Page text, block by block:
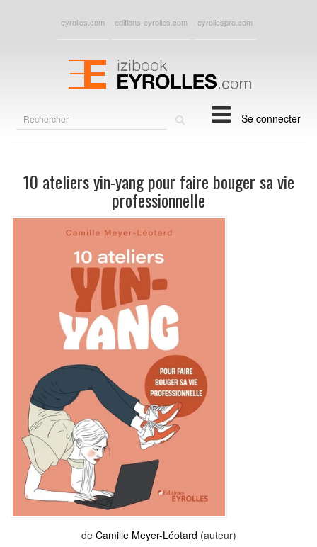
eyrolles.com editions-eyrolles.com eyrollespro.com
Se connecter
10 ateliers yin-yang pour faire bouger sa vie
professionnelle
de Camille Meyer-Léotard (auteur)